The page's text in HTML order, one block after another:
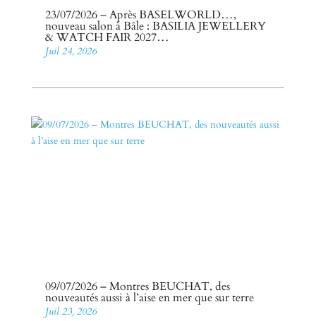
23/07/2026 – Après BASELWORLD…,
nouveau salon à Bâle : BASILIA JEWELLERY
& WATCH FAIR 2027…
Juil 24, 2026
09/07/2026 – Montres BEUCHAT, des
nouveautés aussi à l’aise en mer que sur terre
Juil 23, 2026